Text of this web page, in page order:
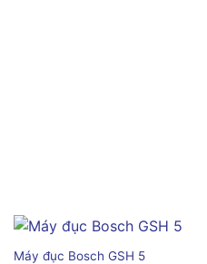
Máy đục Bosch GSH 5